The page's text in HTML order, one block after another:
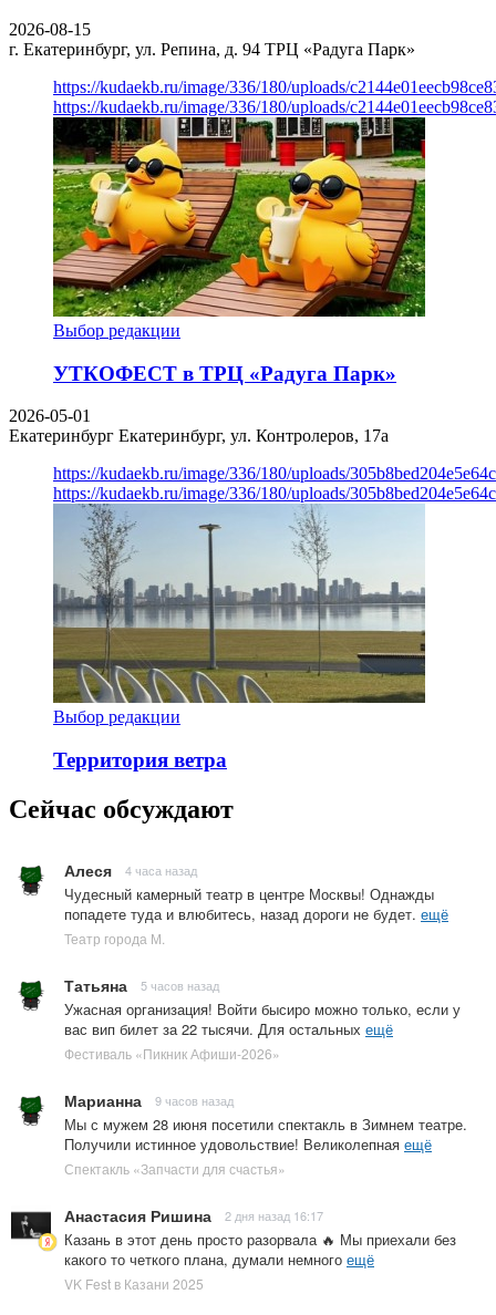
2026-08-15
г. Екатеринбург, ул. Репина, д. 94 ТРЦ «Радуга Парк»
https://kudaekb.ru/image/336/180/uploads/
https://kudaekb.ru/image/336/180/uploads/
Выбор редакции
УТКОФЕСТ в ТРЦ «Радуга Парк»
2026-05-01
Екатеринбург Екатеринбург, ул. Контролеров, 17а
https://kudaekb.ru/image/336/180/uploads/
https://kudaekb.ru/image/336/180/uploads/
Выбор редакции
Территория ветра
Сейчас обсуждают
Алеся 4 часа назад
Чудесный камерный театр в центре Москвы! Однажды
попадете туда и влюбитесь, назад дороги не будет. ещё
Театр города М.
Татьяна 5 часов назад
Ужасная организация! Войти бысиро можно только, если у
вас вип билет за 22 тысячи. Для остальных ещё
Фестиваль «Пикник Афиши-2026»
Марианна 9 часов назад
Мы с мужем 28 июня посетили спектакль в Зимнем театре.
Получили истинное удовольствие! Великолепная ещё
Спектакль «Запчасти для счастья»
Анастасия Ришина 2 дня назад 16:17
Казань в этот день просто разорвала 🔥 Мы приехали без
какого то четкого плана, думали немного ещё
VK Fest в Казани 2025